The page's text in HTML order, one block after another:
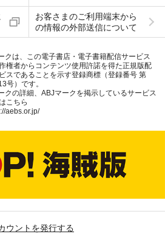
お客さまのご利用端末から
の情報の外部送信について
クは、この電子書店・電子書籍配信サービス
権者からコンテンツ使用許諾を得た正規版配
スであることを示す登録商標（登録番号 第
号）です。
クの詳細、ABJマークを掲示しているサービス
こちら
aebs.or.jp/
ウントを発行する